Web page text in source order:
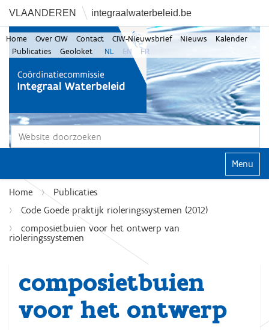
VLAANDEREN integraalwaterbeleid.be
Zoek
Home Over CIW Contact CIW-Nieuwsbrief Nieuws
Kalender
Publicaties
Geoloket NL EN FR
Klap
Home
Publicaties
Code Goede praktijk rioleringssystemen (2012)
composietbuien voor het ontwerp van
rioleringssystemen
composietbuien
voor het ontwerp